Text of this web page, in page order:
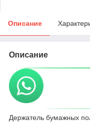
Описание
Описание
Держатель бумажных